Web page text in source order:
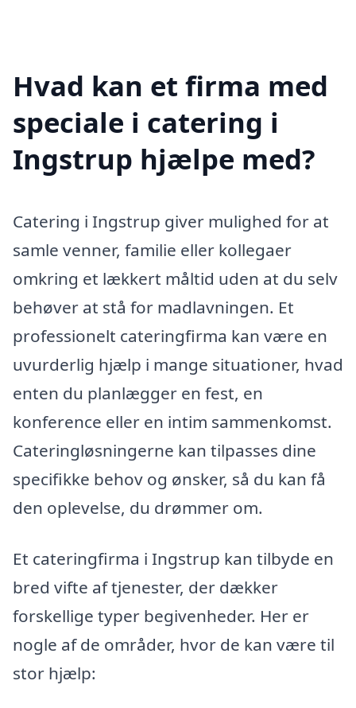
Hvad kan et firma med
speciale i catering i
Ingstrup hjælpe med?
Catering i Ingstrup giver mulighed for at
samle venner, familie eller kollegaer
omkring et lækkert måltid uden at du selv
behøver at stå for madlavningen. Et
professionelt cateringfirma kan være en
uvurderlig hjælp i mange situationer, hvad
enten du planlægger en fest, en
konference eller en intim sammenkomst.
Cateringløsningerne kan tilpasses dine
specifikke behov og ønsker, så du kan få
den oplevelse, du drømmer om.
Et cateringfirma i Ingstrup kan tilbyde en
bred vifte af tjenester, der dækker
forskellige typer begivenheder. Her er
nogle af de områder, hvor de kan være til
stor hjælp: